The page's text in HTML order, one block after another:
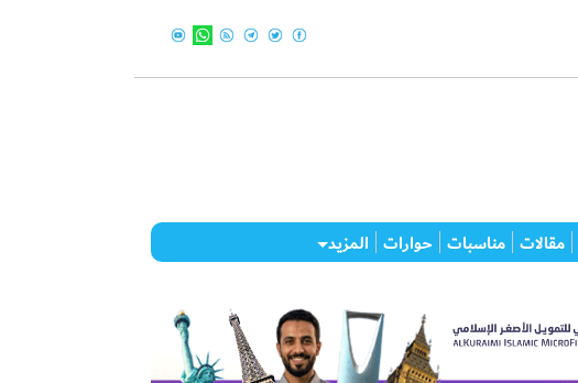
مقالات مناسبات حوارات المزيد